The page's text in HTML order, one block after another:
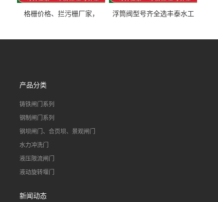
格栅价格、拦污栅厂家，
浮筒阀型号齐全选丰泰水工
道水库电站污水处理钢制闸
产品分类
铸铁闸门系列
钢制闸门系列
钢坝闸门、合页坝、景观闸门
水力冲洗门
液压限流闸门
液动旋转堰门
新闻动态